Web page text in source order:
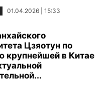
01.04.2026 | 15:33
Цзяотун по
крупнейшей в Китае